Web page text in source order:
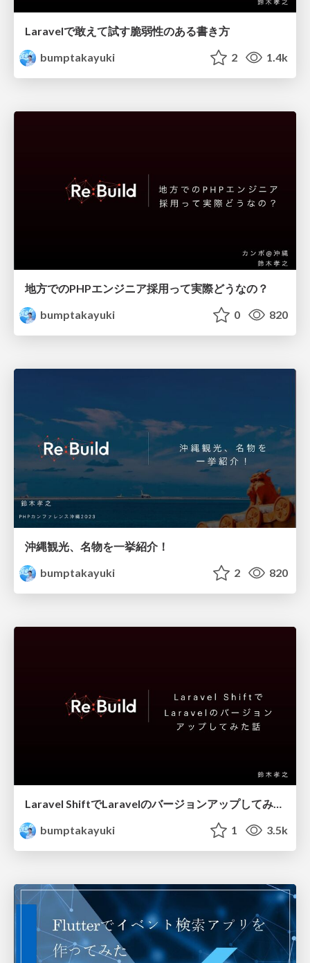
Laravelで敢えて試す脆弱性のある書き方
bumptakayuki
2 1.4k
地方でのPHPエンジニア採用って実際どうなの？
bumptakayuki
0 820
沖縄観光、名物を一挙紹介！
bumptakayuki
2 820
Laravel ShiftでLaravelのバージョンアップしてみた話
bumptakayuki
1 3.5k